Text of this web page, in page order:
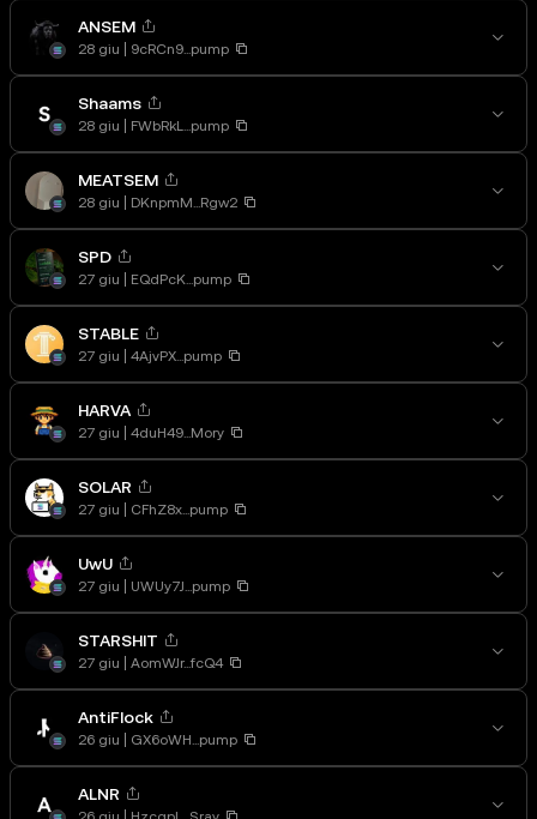
ANSEM
28 giu 9cRCn9...pump
Shaams
28 giu FWbRkL...pump
MEATSEM
28 giu DKnpmM...Rgw2
SPD
27 giu EQdPcK...pump
STABLE
27 giu 4AjvPX...pump
HARVA
27 giu 4duH49...Mory
SOLAR
27 giu CFhZ8x...pump
UwU
27 giu UWUy7J...pump
STARSHIT
27 giu AomWJr...fcQ4
AntiFlock
26 giu GX6oWH...pump
ALNR